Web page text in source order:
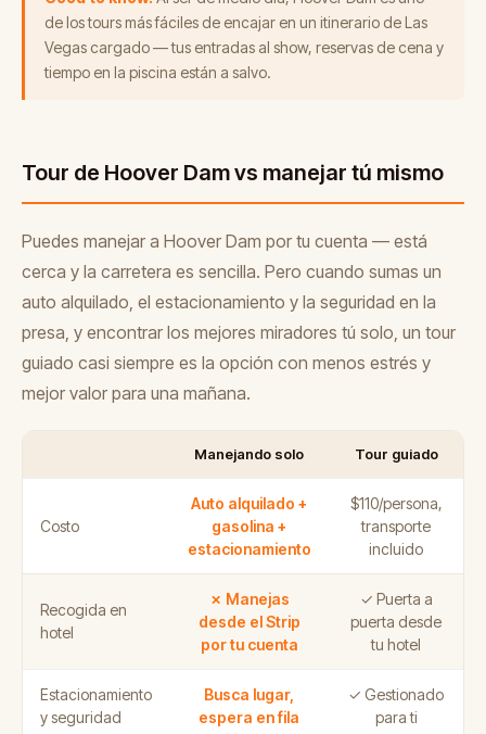
de los tours más fáciles de encajar en un itinerario de Las
Vegas cargado — tus entradas al show, reservas de cena y
tiempo en la piscina están a salvo.
Tour de Hoover Dam vs manejar tú mismo
Puedes manejar a Hoover Dam por tu cuenta — está
cerca y la carretera es sencilla. Pero cuando sumas un
auto alquilado, el estacionamiento y la seguridad en la
presa, y encontrar los mejores miradores tú solo, un tour
guiado casi siempre es la opción con menos estrés y
mejor valor para una mañana.
Manejando solo Tour guiado
Costo
Auto alquilado +
gasolina +
estacionamiento
$110/persona,
transporte
incluido
Recogida en
hotel
✗ Manejas
desde el Strip
por tu cuenta
✓ Puerta a
puerta desde
tu hotel
Estacionamiento
y seguridad
Busca lugar,
espera en fila
✓ Gestionado
para ti